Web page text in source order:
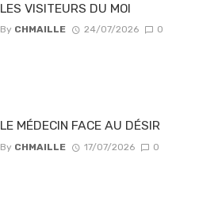
LES VISITEURS DU MOI
By CHMAILLE 24/07/2026 0
LE MÉDECIN FACE AU DÉSIR
By CHMAILLE 17/07/2026 0